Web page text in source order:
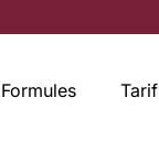
Formules